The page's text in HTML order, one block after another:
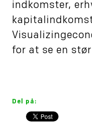
indkomster,
for at se en
Del på: